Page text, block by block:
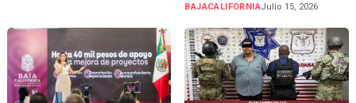
BAJACALIFORNIAJulio 15, 2026